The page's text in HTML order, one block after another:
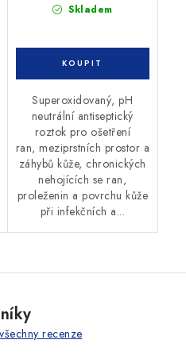
Skladem
Superoxidovaný, pH
neutrální antiseptický
roztok pro ošetření
ran, meziprstních prostor a
záhybů kůže, chronických
nehojících se ran,
proleženin a povrchu kůže
při infekčních a...
recenze